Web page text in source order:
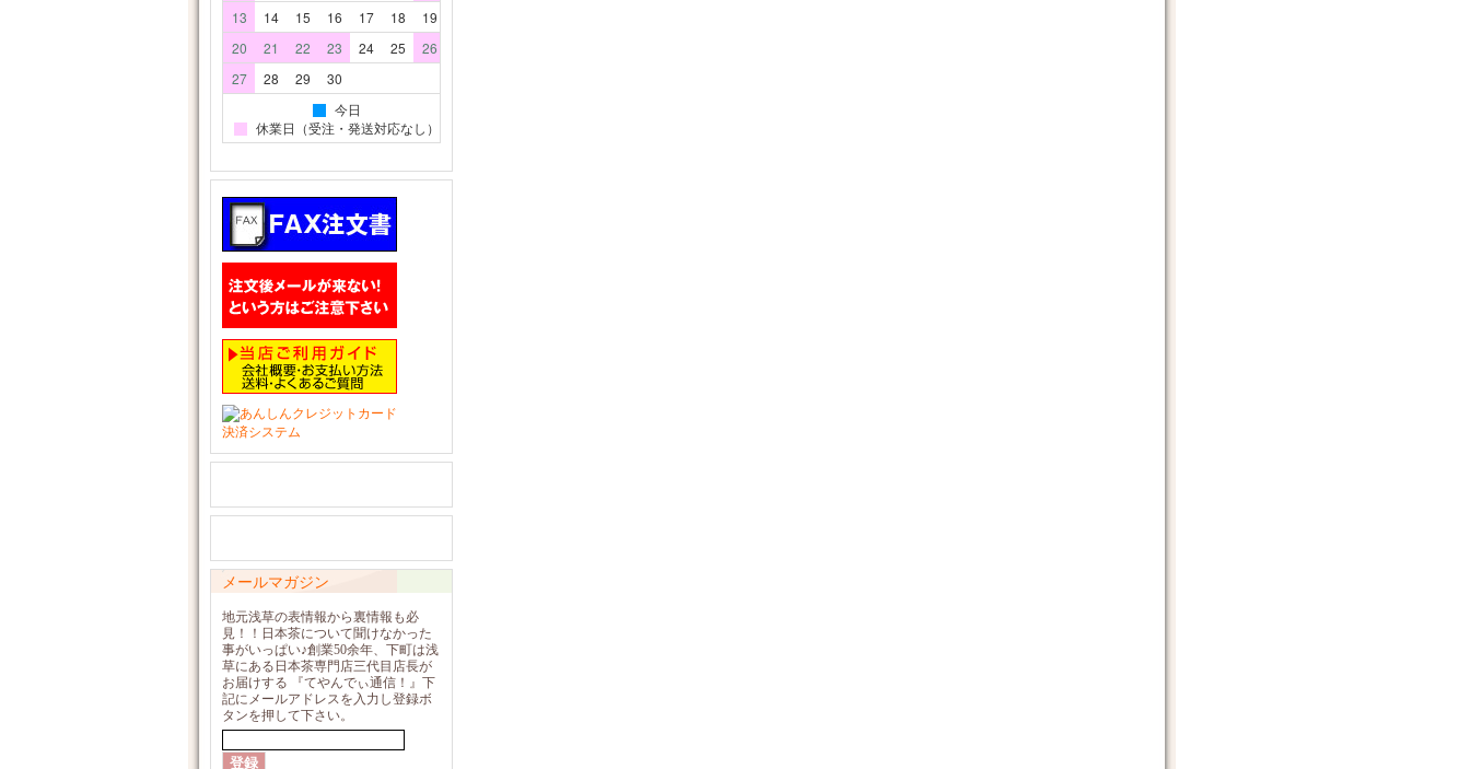
メールマガジン
地元浅草の表情報から裏情報も必
見！！日本茶について聞けなかった
事がいっぱい♪創業50余年、下町は浅
草にある日本茶専門店三代目店長が
お届けする 『てやんでぃ通信！』下
記にメールアドレスを入力し登録ボ
タンを押して下さい。